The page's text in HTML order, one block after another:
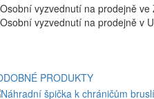
Osobní vyzvednutí na prodejně ve
Osobní vyzvednutí na prodejně v
PRODUKTY